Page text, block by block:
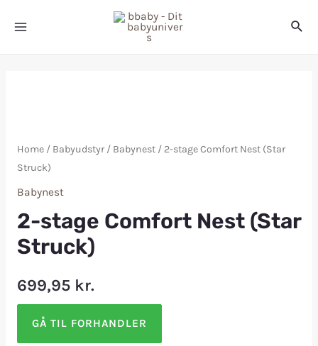
Home/ Babyudstyr/ Babynest/ 2-stage Comfort Nest (Star
Struck)
Babynest
2-stage Comfort Nest (Star
Struck)
699,95 kr.
GÅ TIL FORHANDLER